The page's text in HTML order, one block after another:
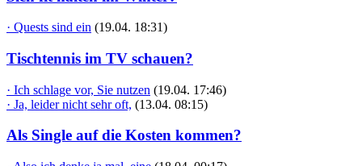
· Quests sind ein (19.04. 18:31)
Tischtennis im TV schauen?
· Ich schlage vor, Sie nutzen (19.04. 17:46)
· Ja, leider nicht sehr oft, (13.04. 08:15)
Als Single auf die Kosten kommen?